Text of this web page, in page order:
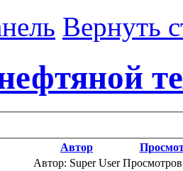
Вернуть
Автор
Автор: Super User